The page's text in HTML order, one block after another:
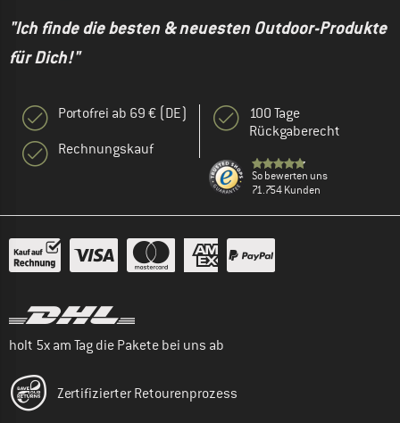
"Ich finde die besten & neuesten Outdoor-Produkte
für Dich!"
Portofrei ab 69 € (DE)
Rechnungskauf
100 Tage
Rückgaberecht
So bewerten uns
71.754 Kunden
holt 5x am Tag die Pakete bei uns ab
Zertifizierter Retourenprozess